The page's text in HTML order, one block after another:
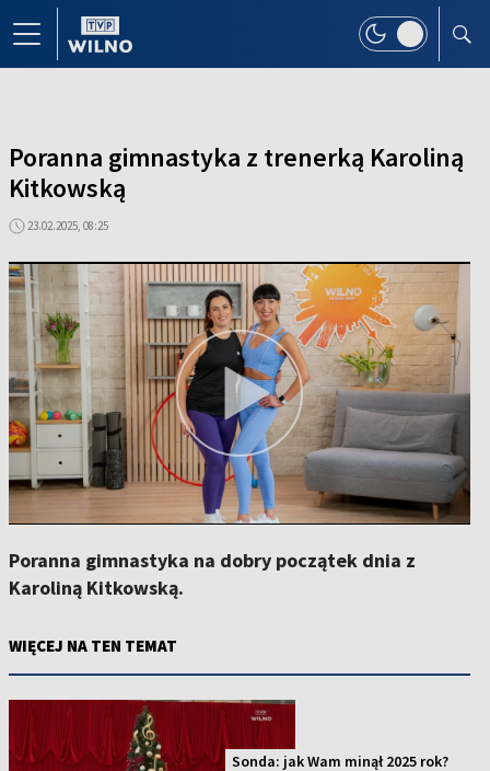
Poranna gimnastyka z trenerką Karoliną
Kitkowską
23.02.2025, 08:25
Poranna gimnastyka na dobry początek dnia z
Karoliną Kitkowską.
WIĘCEJ NA TEN TEMAT
Sonda: jak Wam minął 2025 rok?